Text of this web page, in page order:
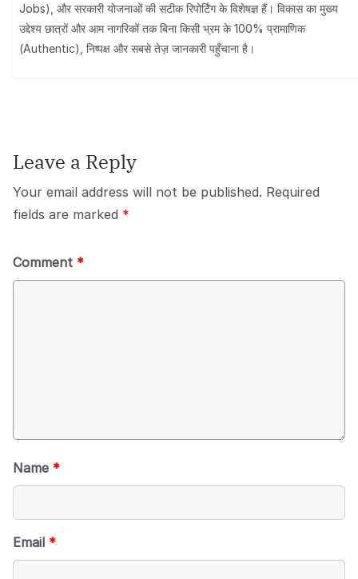
Jobs), और सरकारी योजनाओं की सटीक रिपोर्टिंग के विशेषज्ञ हैं। विकास का मुख्य
उद्देश्य छात्रों और आम नागरिकों तक बिना किसी भ्रम के 100% प्रामाणिक
(Authentic), निष्पक्ष और सबसे तेज़ जानकारी पहुँचाना है।
Leave a Reply
Your email address will not be published. Required
fields are marked *
Comment *
Name *
Email *